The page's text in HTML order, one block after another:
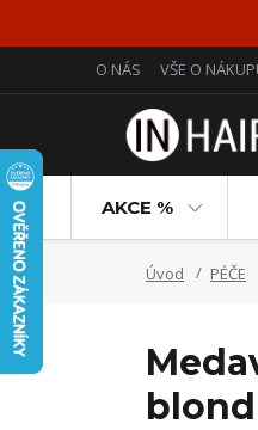
O NÁS VŠE O
AKCE %
Úvod PÉČE
blond